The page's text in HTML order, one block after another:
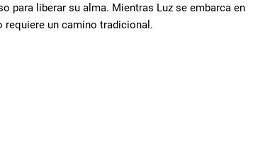
para liberar su alma. Mientras Luz se embarca en
requiere un camino tradicional.